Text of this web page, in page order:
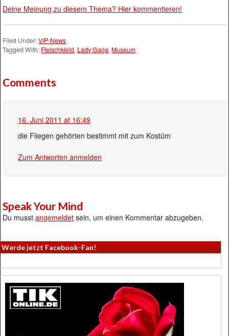
Deine Meinung zu diesem Thema? Hier kommentieren!
Filed Under:VIP-News
Tagged With: Fleischkleid, Lady Gaga, Museum
Comments
16. Juni 2011 at 16:49
die Fliegen gehörten bestimmt mit zum Kostüm
Zum Antworten anmelden
Speak Your Mind
Du musstangemeldet sein, um einen Kommentar abzugeben.
Werde jetzt Facebook-Fan!